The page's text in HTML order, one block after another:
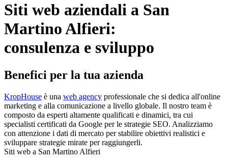
Siti web aziendali a San
Martino Alfieri:
consulenza e sviluppo
Benefici per la tua azienda
KropHouse è una web agency professionale che si dedica all'online
marketing e alla comunicazione a livello globale. Il nostro team è
composto da esperti altamente qualificati e dinamici, tra cui
specialisti certificati da Google per le strategie SEO. Analizziamo
con attenzione i dati di mercato per stabilire obiettivi realistici e
sviluppare strategie mirate per raggiungerli.
Siti web a San Martino Alfieri